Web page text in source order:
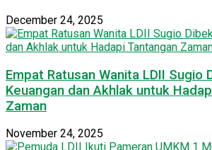
December 24, 2025
Empat Ratusan Wanita LDII Sugio
Keuangan dan Akhlak untuk
Zaman
November 24, 2025